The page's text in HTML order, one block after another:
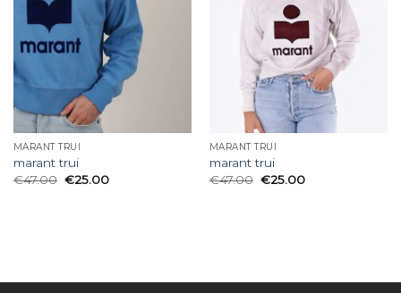
MARANT TRUI
marant trui
€47.00 €25.00
MARANT TRUI
marant trui
€47.00 €25.00